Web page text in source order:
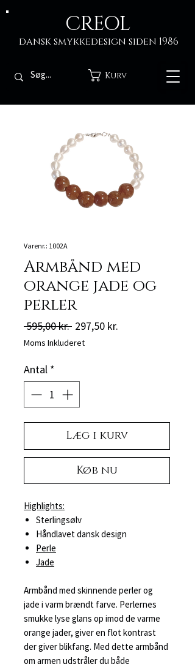
CREOL
dansk smykkedesign siden 1986
Kurv
Varenr.: 1002A
Armbånd med
orange jade og
perler
595,00 kr. Regulær
pris
297,50 kr.
Moms Inkluderet
Antal *
Læg i kurv
Køb nu
Highlights:
Sterlingsølv
Håndlavet dansk design
Perle
Jade
Armbånd med skinnende perler og
jade i varm brændt farve. Perlernes
smukke lyse glans op imod de varme
orange jader, giver en flot kontrast
der giver blikfang. Med dette armbånd
om armen udstråler du både